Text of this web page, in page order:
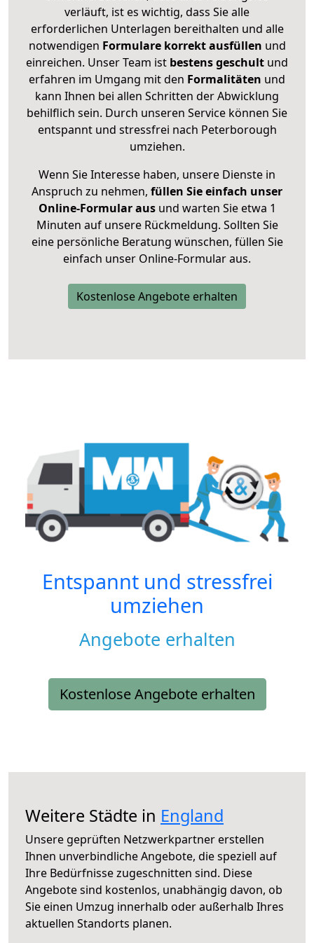
verläuft, ist es wichtig, dass Sie alle
erforderlichen Unterlagen bereithalten und alle
notwendigen Formulare korrekt ausfüllen und
einreichen. Unser Team ist bestens geschult und
erfahren im Umgang mit den Formalitäten und
kann Ihnen bei allen Schritten der Abwicklung
behilflich sein. Durch unseren Service können Sie
entspannt und stressfrei nach Peterborough
umziehen.
Wenn Sie Interesse haben, unsere Dienste in
Anspruch zu nehmen, füllen Sie einfach unser
Online-Formular ausund warten Sie etwa 1
Minuten auf unsere Rückmeldung. Sollten Sie
eine persönliche Beratung wünschen, füllen Sie
einfach unser Online-Formular aus.
Kostenlose Angebote erhalten
Entspannt und stressfrei
umziehen
Angebote erhalten
Kostenlose Angebote erhalten
Weitere Städte in England
Unsere geprüften Netzwerkpartner erstellen
Ihnen unverbindliche Angebote, die speziell auf
Ihre Bedürfnisse zugeschnitten sind. Diese
Angebote sind kostenlos, unabhängig davon, ob
Sie einen Umzug innerhalb oder außerhalb Ihres
aktuellen Standorts planen.